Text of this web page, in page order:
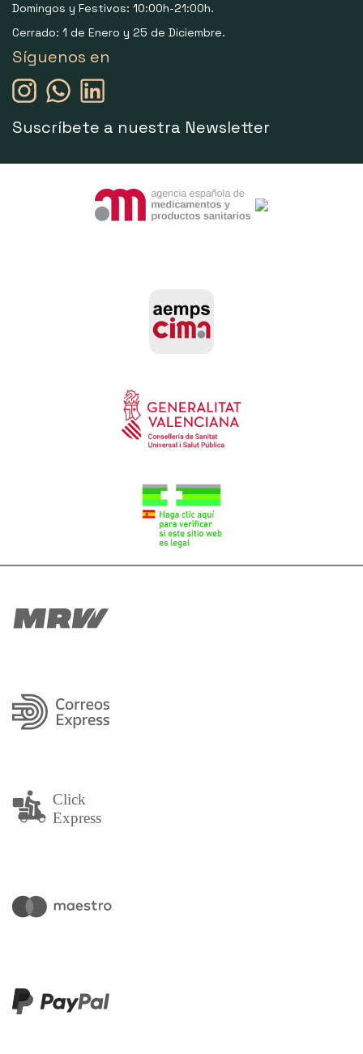
Domingos y Festivos: 10:00h-21:00h.
Cerrado: 1 de Enero y 25 de Diciembre.
Síguenos en
Suscríbete a nuestra Newsletter